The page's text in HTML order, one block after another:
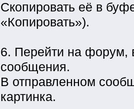
Скопировать её в
«Копировать»).
6. Перейти на форум,
сообщения.
В отправленном
картинка.